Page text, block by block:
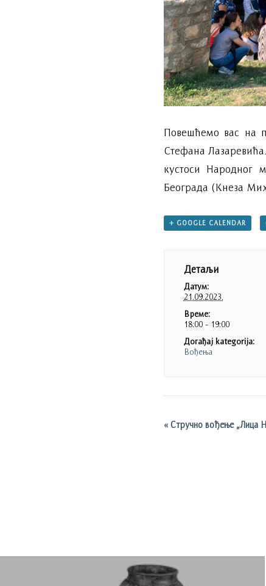
Повешћемо вас на
Стефана
кустоси Народног
Београда (Кнеза
+ GOOGLE CALENDAR
Детаљи
Датум:
21.09.2023.
Време:
18:00 - 19:00
Догађај kategorija:
Вођења
«Стручно вођење „Лица